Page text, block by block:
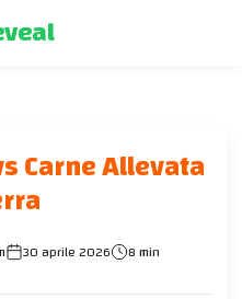
Carne Allevata
30 aprile 2026 8 min